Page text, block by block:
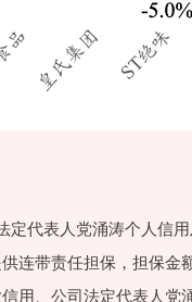
定代表人党涌涛个人信
连带责任担保，担保金
用、公司法定代表人党